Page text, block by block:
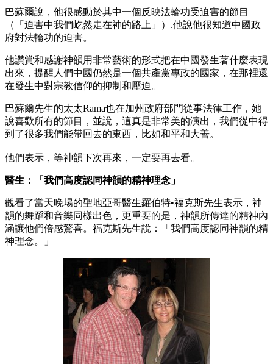
巴蘇爾說，他很感動於其中一個反映法輪功受迫害的節目
（「迫害中我們屹然走在神的路上」）.他說他很知道中國政
府對法輪功的迫害。
他讚賞和感謝神韻用非常藝術的形式把在中國發生著什麼表現
出來，提醒人們中國仍然是一個共產黨專政的國家，在那裡還
在發生中對宗教信仰的抑制和壓迫。
巴蘇爾先生的太太Rama也在加州政府部門從事法律工作，她
說喜歡所有的節目，並說，這真是非常美的演出，我們從中得
到了很多我們能帶回去的東西，比如和平和大善。
他們表示，等神韻下次再來，一定要再去看。
醫生：「我們高度認同神韻的精神理念」
觀看了當天晚場的聖地亞哥醫生羅伯特•福克斯先生表示，神
韻的舞蹈和音樂同樣出色，更重要的是，神韻所傳達的精神內
涵讓他們倍感驚喜。福克斯先生說：「我們高度認同神韻的精
神理念。」